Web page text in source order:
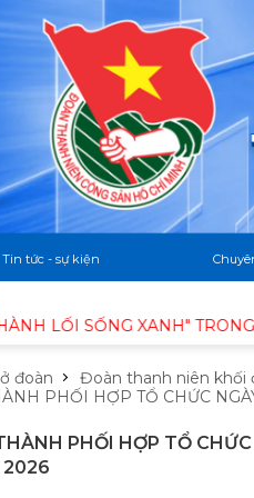
Tin tức - sự kiện
TRONG CỘNG ĐỒNG
đoàn Đoàn thanh niên khối
PHỐI HỢP TỔ CHỨC
PHỐI HỢP TỔ
2026